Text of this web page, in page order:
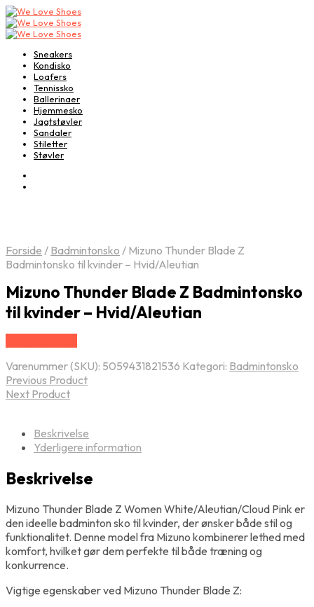
Sneakers
Kondisko
Loafers
Tennissko
Ballerinaer
Hjemmesko
Jagtstøvler
Sandaler
Stiletter
Støvler
Forside / Badmintonsko / Mizuno Thunder Blade Z
Badmintonsko til kvinder – Hvid/Aleutian
Mizuno Thunder Blade Z Badmintonsko
til kvinder – Hvid/Aleutian
Varenummer (SKU): 5059431821536 Kategori: Badmintonsko
Previous Product
Next Product
Beskrivelse
Yderligere information
Beskrivelse
Mizuno Thunder Blade Z Women White/Aleutian/Cloud Pink er
den ideelle badminton sko til kvinder, der ønsker både stil og
funktionalitet. Denne model fra Mizuno kombinerer lethed med
komfort, hvilket gør dem perfekte til både træning og
konkurrence.
Vigtige egenskaber ved Mizuno Thunder Blade Z: